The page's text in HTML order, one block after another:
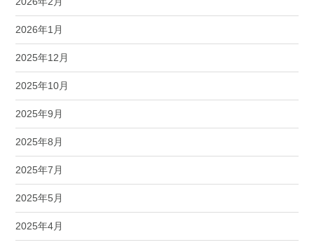
2026年1月
2025年12月
2025年10月
2025年9月
2025年8月
2025年7月
2025年5月
2025年4月